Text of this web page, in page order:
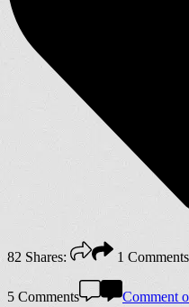
82 Shares: 1
5 Comments Comment